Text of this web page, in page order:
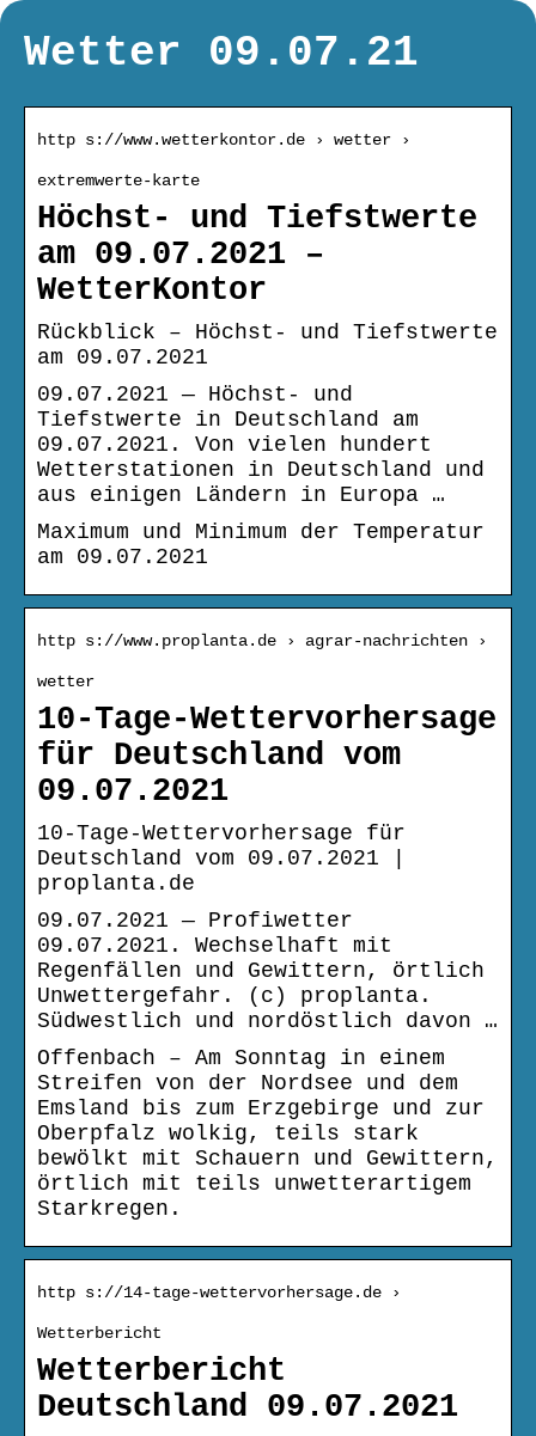
Wetter 09.07.21
http s://www.wetterkontor.de › wetter ›
extremwerte-karte
Höchst- und Tiefstwerte
am 09.07.2021 –
WetterKontor
Rückblick – Höchst- und Tiefstwerte
am 09.07.2021
09.07.2021 — Höchst- und
Tiefstwerte in Deutschland am
09.07.2021. Von vielen hundert
Wetterstationen in Deutschland und
aus einigen Ländern in Europa …
Maximum und Minimum der Temperatur
am 09.07.2021
http s://www.proplanta.de › agrar-nachrichten ›
wetter
10-Tage-Wettervorhersage
für Deutschland vom
09.07.2021
10-Tage-Wettervorhersage für
Deutschland vom 09.07.2021 |
proplanta.de
09.07.2021 — Profiwetter
09.07.2021. Wechselhaft mit
Regenfällen und Gewittern, örtlich
Unwettergefahr. (c) proplanta.
Südwestlich und nordöstlich davon …
Offenbach – Am Sonntag in einem
Streifen von der Nordsee und dem
Emsland bis zum Erzgebirge und zur
Oberpfalz wolkig, teils stark
bewölkt mit Schauern und Gewittern,
örtlich mit teils unwetterartigem
Starkregen.
http s://14-tage-wettervorhersage.de ›
Wetterbericht
Wetterbericht
Deutschland 09.07.2021